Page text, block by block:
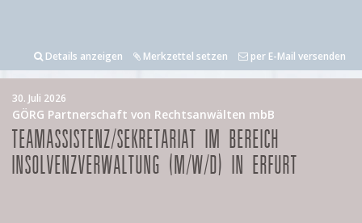
Details anzeigen Merkzettel setzen per E-Mail versenden
30. Juli 2026
GÖRG Partnerschaft von Rechtsanwälten mbB
TEAMASSISTENZ/SEKRETARIAT IM BEREICH
INSOLVENZVERWALTUNG (M/W/D) IN ERFURT